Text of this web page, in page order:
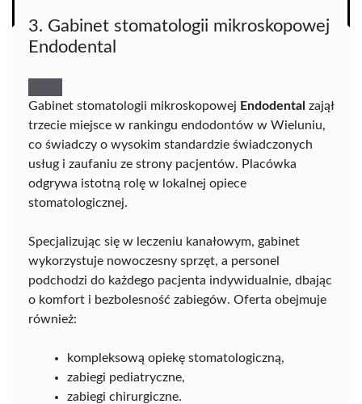
3. Gabinet stomatologii mikroskopowej
Endodental
Gabinet stomatologii mikroskopowej Endodental zajął
trzecie miejsce w rankingu endodontów w Wieluniu,
co świadczy o wysokim standardzie świadczonych
usług i zaufaniu ze strony pacjentów. Placówka
odgrywa istotną rolę w lokalnej opiece
stomatologicznej.
Specjalizując się w leczeniu kanałowym, gabinet
wykorzystuje nowoczesny sprzęt, a personel
podchodzi do każdego pacjenta indywidualnie, dbając
o komfort i bezbolesność zabiegów. Oferta obejmuje
również:
kompleksową opiekę stomatologiczną,
zabiegi pediatryczne,
zabiegi chirurgiczne.